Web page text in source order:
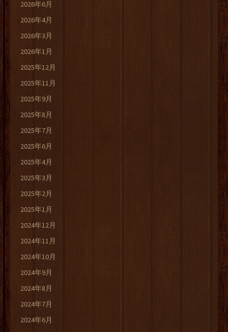
2026年6月
2026年4月
2026年3月
2026年1月
2025年12月
2025年11月
2025年9月
2025年8月
2025年7月
2025年6月
2025年4月
2025年3月
2025年2月
2025年1月
2024年12月
2024年11月
2024年10月
2024年9月
2024年8月
2024年7月
2024年6月